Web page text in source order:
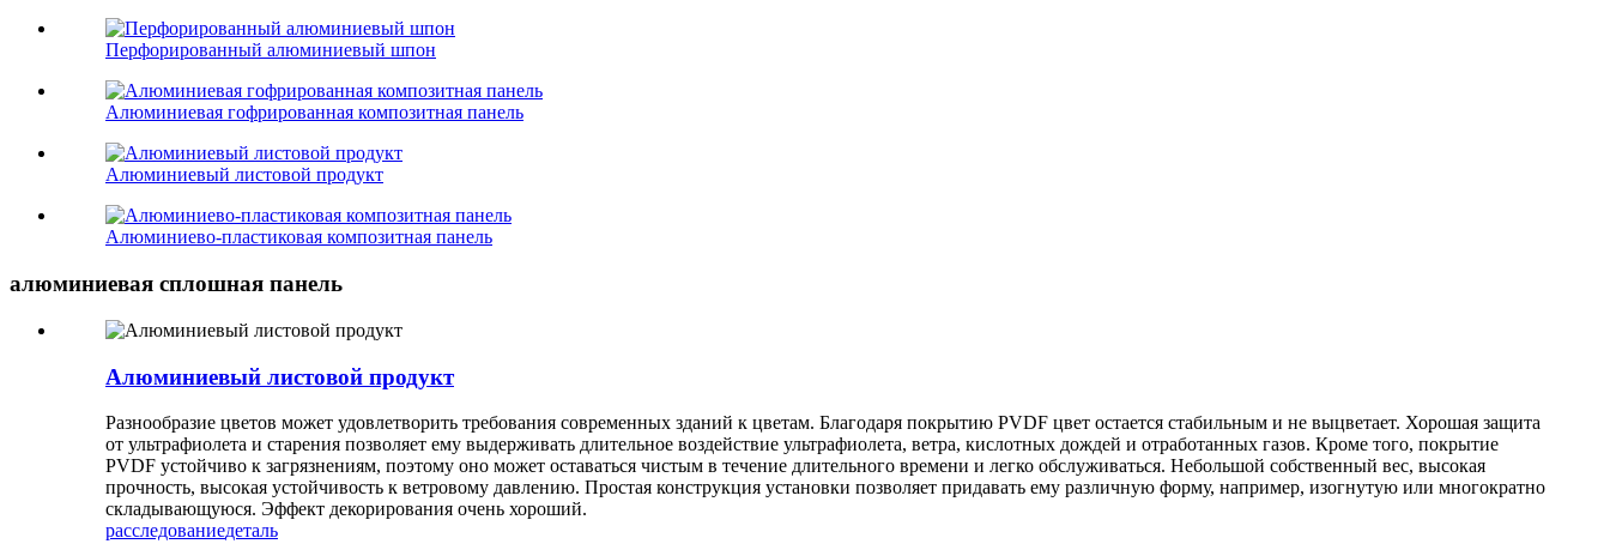
Перфорированный алюминиевый шпон
Алюминиевая гофрированная композитная панель
Алюминиевый листовой продукт
Алюминиево-пластиковая композитная панель
алюминиевая сплошная панель
Алюминиевый листовой продукт
Разнообразие цветов может удовлетворить требования современных зданий к цветам. Благодаря покрытию PVDF цвет остается стабильным и не выцветает. Хорошая защита
от ультрафиолета и старения позволяет ему выдерживать длительное воздействие ультрафиолета, ветра, кислотных дождей и отработанных газов. Кроме того, покрытие
PVDF устойчиво к загрязнениям, поэтому оно может оставаться чистым в течение длительного времени и легко обслуживаться. Небольшой собственный вес, высокая
прочность, высокая устойчивость к ветровому давлению. Простая конструкция установки позволяет придавать ему различную форму, например, изогнутую или многократно
складывающуюся. Эффект декорирования очень хороший.
расследованиедеталь